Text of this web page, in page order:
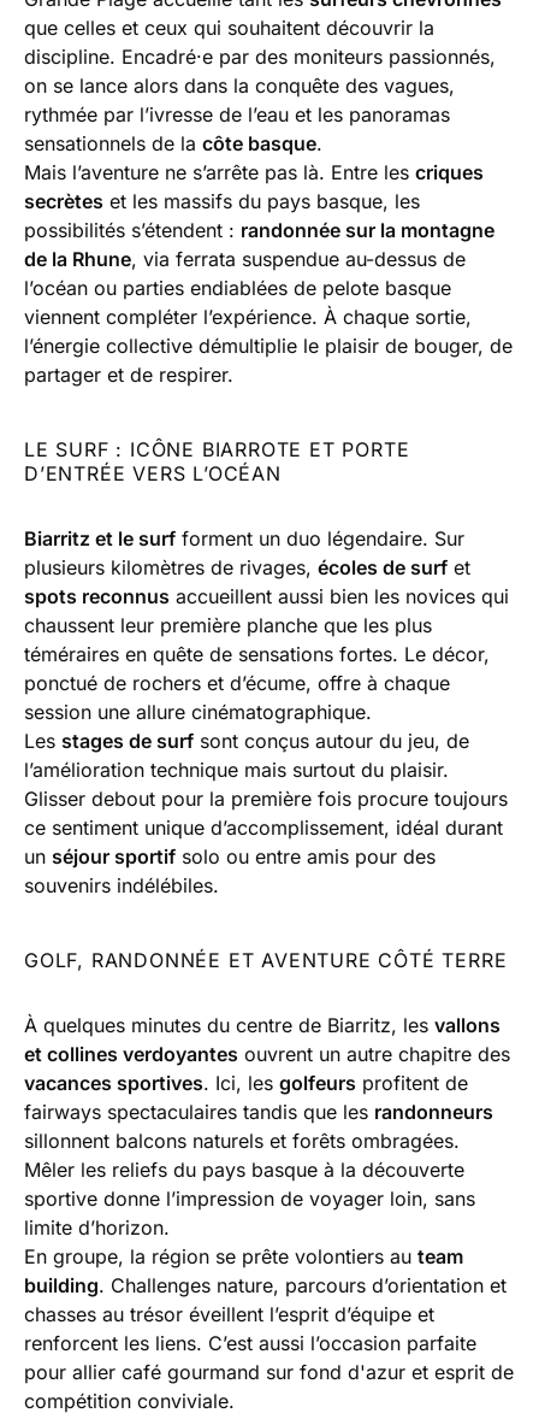
que celles et ceux qui souhaitent découvrir la
discipline. Encadré·e par des moniteurs passionnés,
on se lance alors dans la conquête des vagues,
rythmée par l’ivresse de l’eau et les panoramas
sensationnels de la côte basque.
Mais l’aventure ne s’arrête pas là. Entre les criques
secrètes et les massifs du pays basque, les
possibilités s’étendent : randonnée sur la montagne
de la Rhune, via ferrata suspendue au-dessus de
l’océan ou parties endiablées de pelote basque
viennent compléter l’expérience. À chaque sortie,
l’énergie collective démultiplie le plaisir de bouger, de
partager et de respirer.
LE SURF : ICÔNE BIARROTE ET PORTE
D’ENTRÉE VERS L’OCÉAN
Biarritz et le surf forment un duo légendaire. Sur
plusieurs kilomètres de rivages, écoles de surf et
spots reconnus accueillent aussi bien les novices qui
chaussent leur première planche que les plus
téméraires en quête de sensations fortes. Le décor,
ponctué de rochers et d’écume, offre à chaque
session une allure cinématographique.
Les stages de surf sont conçus autour du jeu, de
l’amélioration technique mais surtout du plaisir.
Glisser debout pour la première fois procure toujours
ce sentiment unique d’accomplissement, idéal durant
un séjour sportif solo ou entre amis pour des
souvenirs indélébiles.
GOLF, RANDONNÉE ET AVENTURE CÔTÉ TERRE
À quelques minutes du centre de Biarritz, les vallons
et collines verdoyantes ouvrent un autre chapitre des
vacances sportives. Ici, les golfeurs profitent de
fairways spectaculaires tandis que les randonneurs
sillonnent balcons naturels et forêts ombragées.
Mêler les reliefs du pays basque à la découverte
sportive donne l’impression de voyager loin, sans
limite d’horizon.
En groupe, la région se prête volontiers au team
building. Challenges nature, parcours d’orientation et
chasses au trésor éveillent l’esprit d’équipe et
renforcent les liens. C’est aussi l’occasion parfaite
pour allier café gourmand sur fond d'azur et esprit de
compétition conviviale.